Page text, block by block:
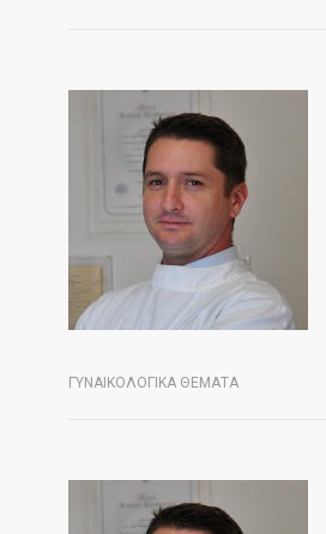
ΓΥΝΑΙΚΟΛΟΓΙΚΑ ΘΕΜΑΤΑ